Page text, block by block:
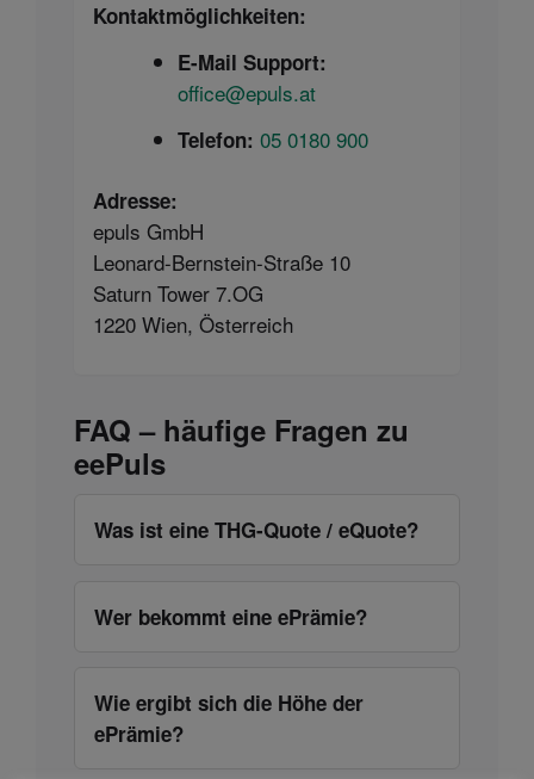
Kontaktmöglichkeiten:
E-Mail Support:
office@epuls.at
Telefon: 05 0180 900
Adresse:
epuls GmbH
Leonard-Bernstein-Straße 10
Saturn Tower 7.OG
1220 Wien, Österreich
FAQ – häufige Fragen zu
eePuls
Was ist eine THG-Quote / eQuote?
Wer bekommt eine ePrämie?
Wie ergibt sich die Höhe der
ePrämie?